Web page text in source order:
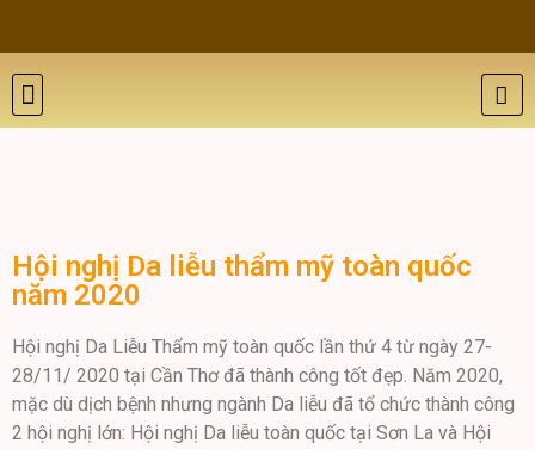
Hội nghị Da liễu thẩm mỹ toàn quốc
năm 2020
Hội nghị Da Liễu Thẩm mỹ toàn quốc lần thứ 4 từ ngày 27-
28/11/ 2020 tại Cần Thơ đã thành công tốt đẹp. Năm 2020,
mặc dù dịch bệnh nhưng ngành Da liễu đã tổ chức thành công
2 hội nghị lớn: Hội nghị Da liễu toàn quốc tại Sơn La và Hội